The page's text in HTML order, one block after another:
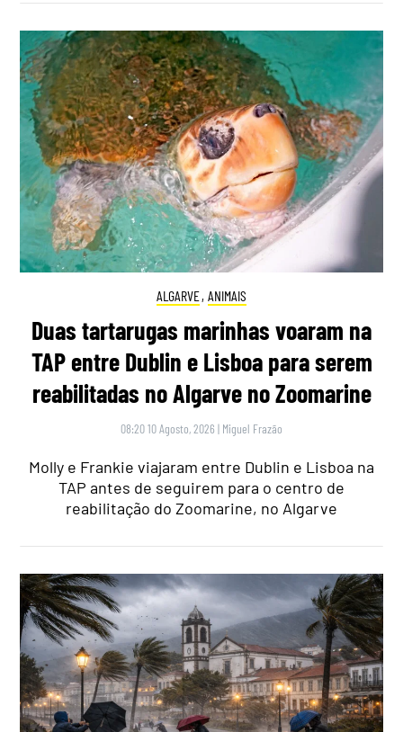
ALGARVE, ANIMAIS
Duas tartarugas marinhas voaram na
TAP entre Dublin e Lisboa para serem
reabilitadas no Algarve no Zoomarine
08:20 10 Agosto, 2026 | Miguel Frazão
Molly e Frankie viajaram entre Dublin e Lisboa na
TAP antes de seguirem para o centro de
reabilitação do Zoomarine, no Algarve